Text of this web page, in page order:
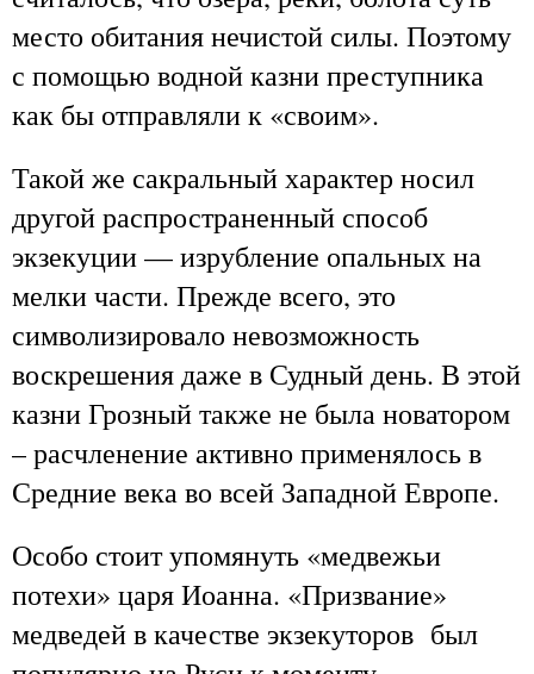
место обитания нечистой силы. Поэтому
с помощью водной казни преступника
как бы отправляли к «своим».
Такой же сакральный характер носил
другой распространенный способ
экзекуции — изрубление опальных на
мелки части. Прежде всего, это
символизировало невозможность
воскрешения даже в Судный день. В этой
казни Грозный также не была новатором
– расчленение активно применялось в
Средние века во всей Западной Европе.
Особо стоит упомянуть «медвежьи
потехи» царя Иоанна. «Призвание»
медведей в качестве экзекуторов был